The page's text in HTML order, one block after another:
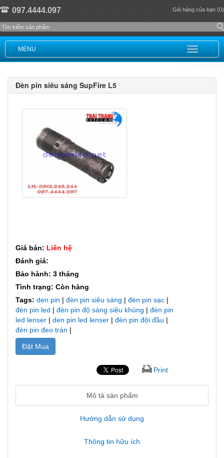
097.4444.097 Giỏ hàng của bạn (0)
MENU
Đèn pin siêu sáng SupFire L5
Giá bán: Liên hệ
Đánh giá:
Bảo hành: 3 tháng
Tình trạng: Còn hàng
Tags: den pin | đèn pin siêu sáng | đèn pin sạc |
đèn pin led | đèn pin độ sáng siêu khủng | đèn pin
led lenser | den pin led lenser | đèn pin đội đầu |
đèn pin đeo trán |
Đặt Mua
Print
Mô tả sản phẩm
Hướng dẫn sử dụng
Thông tin hữu ích